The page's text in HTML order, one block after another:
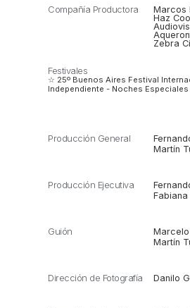
Compañía Productora
Marcos
Haz
Zebra
Festivales
☆ 25º Buenos Aires Festival
Independiente - Noches
Producción General
Martín
Producción Ejecutiva
Guión
Martín
Dirección de Fotografía Danilo